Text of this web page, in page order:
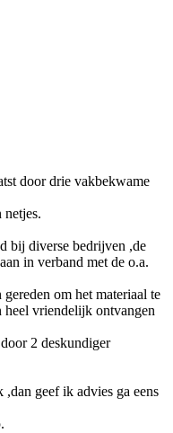
door drie vakbekwame
bij diverse bedrijven ,de
in verband met de o.a.
om het materiaal te
heel vriendelijk ontvangen
2 deskundiger
geef ik advies ga eens